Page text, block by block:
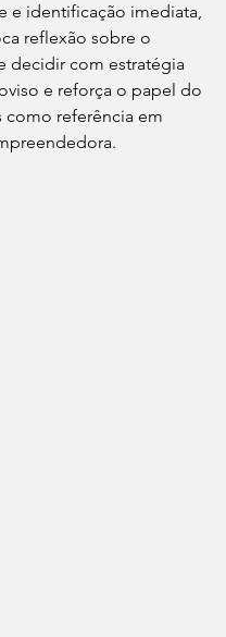
e identificação imediata,
reflexão sobre o
decidir com estratégia
e reforça o papel do
como referência em
.